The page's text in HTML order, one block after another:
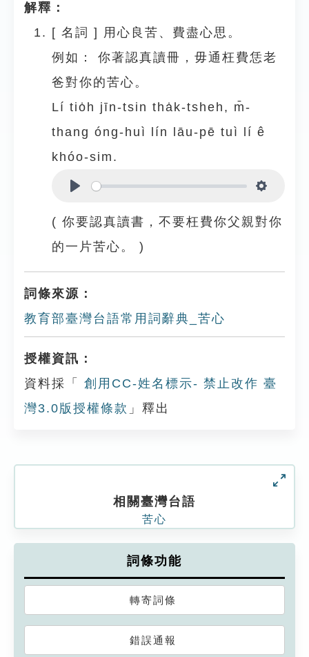
解釋：
[ 名詞 ] 用心良苦、費盡心思。
例如：
你著認真讀冊，毋通枉費恁老
爸對你的苦心。
Lí tio̍h jīn-tsin tha̍k-tsheh, m̄-
thang óng-huì lín lāu-pē tuì lí ê
khóo-sim.
( 你要認真讀書，不要枉費你父親對你
的一片苦心。 )
詞條來源：
教育部臺灣台語常用詞辭典_苦心
授權資訊：
資料採「
創用CC-姓名標示- 禁止改作 臺
灣3.0版授權條款 」釋出
相關臺灣台語
苦心
詞條功能
轉寄詞條
錯誤通報